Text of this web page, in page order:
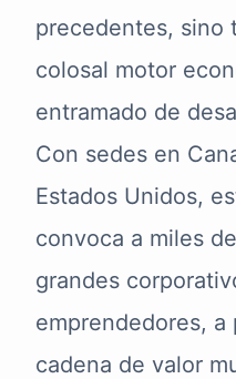
precedentes, sino
colosal motor
entramado de
Con sedes en
Estados Unidos,
convoca a miles
grandes
emprendedores,
cadena de valor